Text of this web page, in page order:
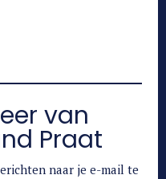
van
Praat
naar je e-mail te